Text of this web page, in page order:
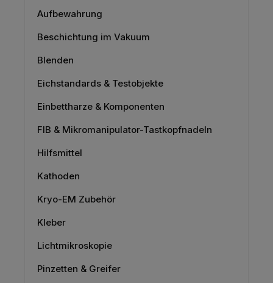
Aufbewahrung
Beschichtung im Vakuum
Blenden
Eichstandards & Testobjekte
Einbettharze & Komponenten
FIB & Mikromanipulator-Tastkopfnadeln
Hilfsmittel
Kathoden
Kryo-EM Zubehör
Kleber
Lichtmikroskopie
Pinzetten & Greifer